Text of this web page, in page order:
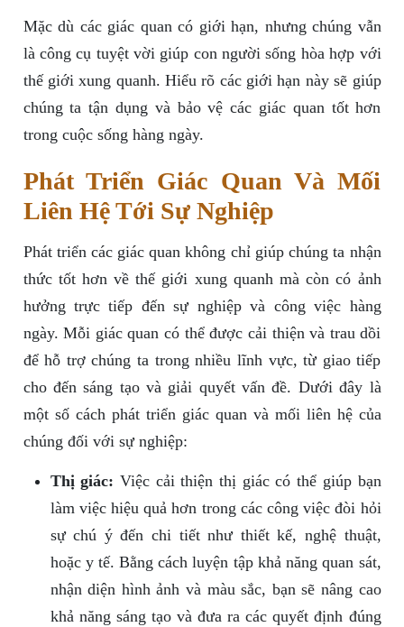
Mặc dù các giác quan có giới hạn, nhưng chúng vẫn
là công cụ tuyệt vời giúp con người sống hòa hợp với
thế giới xung quanh. Hiểu rõ các giới hạn này sẽ giúp
chúng ta tận dụng và bảo vệ các giác quan tốt hơn
trong cuộc sống hàng ngày.
Phát Triển Giác Quan Và Mối
Liên Hệ Tới Sự Nghiệp
Phát triển các giác quan không chỉ giúp chúng ta nhận
thức tốt hơn về thế giới xung quanh mà còn có ảnh
hưởng trực tiếp đến sự nghiệp và công việc hàng
ngày. Mỗi giác quan có thể được cải thiện và trau dồi
để hỗ trợ chúng ta trong nhiều lĩnh vực, từ giao tiếp
cho đến sáng tạo và giải quyết vấn đề. Dưới đây là
một số cách phát triển giác quan và mối liên hệ của
chúng đối với sự nghiệp:
Thị giác: Việc cải thiện thị giác có thể giúp bạn
làm việc hiệu quả hơn trong các công việc đòi hỏi
sự chú ý đến chi tiết như thiết kế, nghệ thuật,
hoặc y tế. Bằng cách luyện tập khả năng quan sát,
nhận diện hình ảnh và màu sắc, bạn sẽ nâng cao
khả năng sáng tạo và đưa ra các quyết định đúng